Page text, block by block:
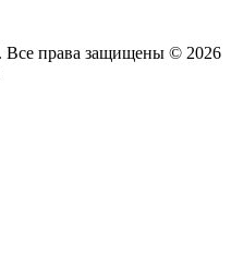
права защищены © 2026